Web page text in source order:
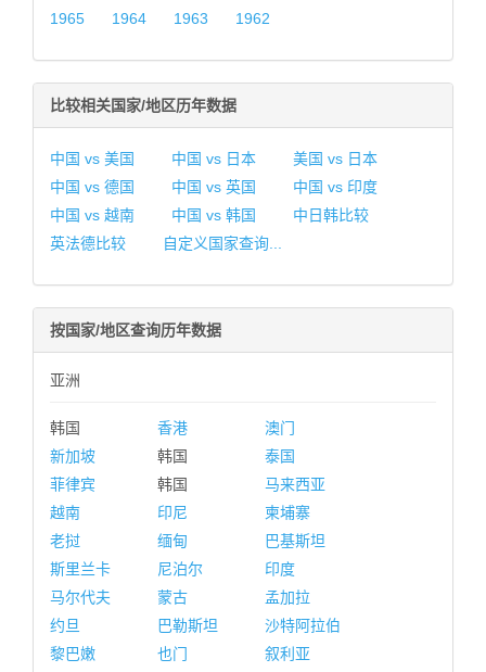
1965
1964 1963 1962
比较相关国家/地区历年数据
中国 vs 美国 中国 vs 日本
美国 vs 日本
中国 vs 德国
中国 vs 英国
中国 vs 印度
中国 vs 越南
中国 vs 韩国
中日韩比较
英法德比较
自定义国家查询...
按国家/地区查询历年数据
亚洲
韩国 香港
澳门
新加坡
韩国
泰国
菲律宾
韩国
马来西亚
越南
印尼
柬埔寨
老挝
缅甸
巴基斯坦
斯里兰卡
尼泊尔
印度
马尔代夫
蒙古
孟加拉
约旦
巴勒斯坦
沙特阿拉伯
黎巴嫩
也门
叙利亚